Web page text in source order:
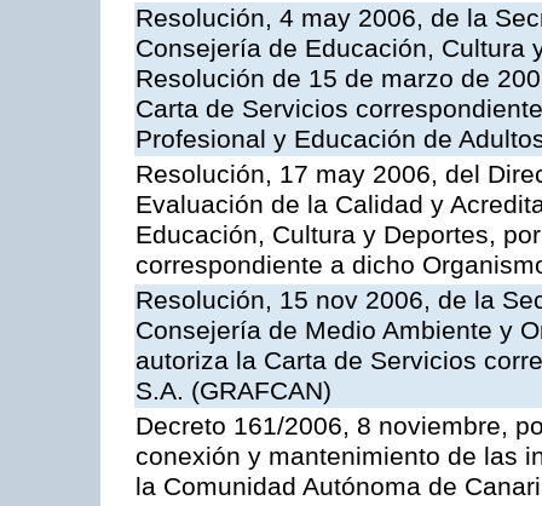
Resolución, 4 may 2006, de la
Consejería de Educación, Cultura
Resolución de 15 de marzo de
Carta de Servicios
Profesional y Educación de
Resolución, 17 may 2006, del
Evaluación de la Calidad y
Educación, Cultura y Deportes,
correspondiente a dicho
Resolución, 15 nov 2006, de la
Consejería de Medio Ambiente y
autoriza la Carta de Servicios
S.A. (GRAFCAN)
Decreto 161/2006, 8 noviembre,
conexión y mantenimiento de las
la Comunidad Autónoma de